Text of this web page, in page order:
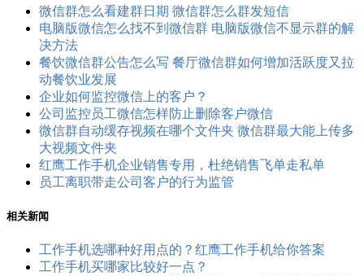
微信群怎么看建群日期 微信群怎么群发短信
电脑版微信怎么找不到微信群 电脑版微信不显示群的解
决方法
餐饮微信群公告怎么写 餐厅微信群如何增加活跃度又拉
动餐饮业发展
企业如何监控微信上的客户？
公司监控员工​微信怎样防止删除客户微信
微信群自动缓存视频在哪个文件夹 微信群最大能上传多
大视频文件夹
红鹰工作手机企业销售专用，杜绝销售飞单走私单
员工离职带走公司客户的行为监管
相关新闻
工作手机选哪种好用点的？红鹰工作手机给你答案
工作手机买哪家比较好一点？